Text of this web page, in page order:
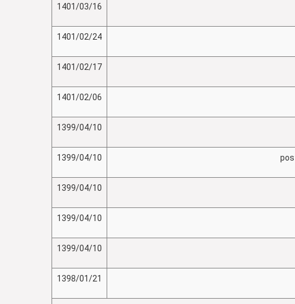
1401/03/16
1401/02/24
1401/02/17
1401/02/06
1399/04/10
1399/04/10
1399/04/10
1399/04/10
1399/04/10
1398/01/21